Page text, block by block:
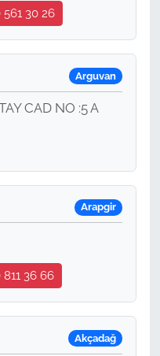
561 30 26
Arguvan
CAD NO :5 A
Arapgir
811 36 66
Akçadağ